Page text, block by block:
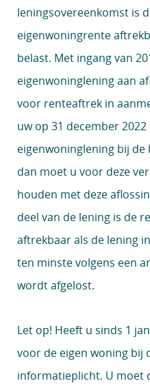
leningsovereenkomst is
eigenwoningrente
belast. Met ingang van
eigenwoninglening aan
voor renteaftrek in
uw op 31 december
eigenwoninglening bij
dan moet u voor deze
houden met deze
deel van de lening is de
aftrekbaar als de lening
ten minste volgens een
wordt afgelost.
Let op! Heeft u sinds 1
voor de eigen woning bij
informatieplicht. U moet